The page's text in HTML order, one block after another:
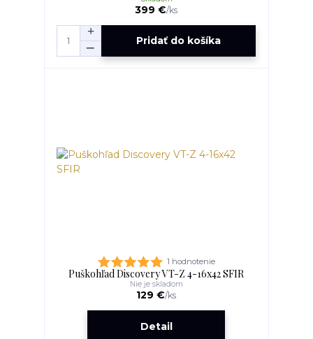
399 €/ks
Pridať do košíka
1 hodnotenie
Puškohľad Discovery VT-Z 4-16x42 SFIR
129 €/ks
Nie je skladom
Detail